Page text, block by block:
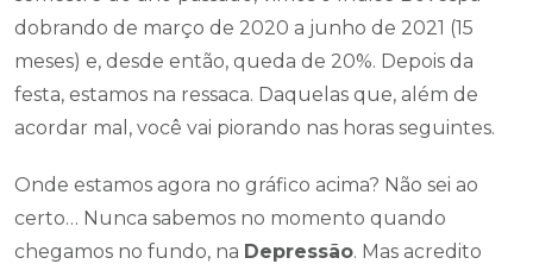
dobrando de março de 2020 a junho de 2021 (15
meses) e, desde então, queda de 20%. Depois da
festa, estamos na ressaca. Daquelas que, além de
acordar mal, você vai piorando nas horas seguintes.
Onde estamos agora no gráfico acima? Não sei ao
certo… Nunca sabemos no momento quando
chegamos no fundo, na Depressão. Mas acredito